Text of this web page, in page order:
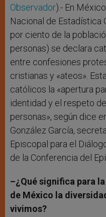
Observador).- En
Nacional de Estadística
por ciento de la
personas) se declara
entre confesiones
cristianas y «ateos».
católicos la «apertura
identidad y el respeto
personas», según dice
González García,
Episcopal para el
de la Conferencia del
–¿Qué significa para
de México la
vivimos?